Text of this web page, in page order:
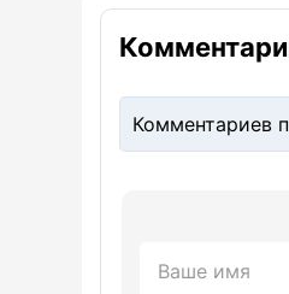
Комментариев